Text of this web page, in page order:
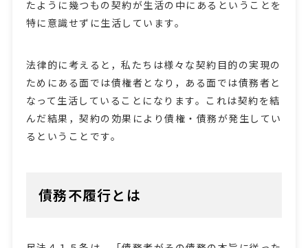
たように幾つもの契約が生活の中にあるということを
特に意識せずに生活しています。
法律的に考えると，私たちは様々な契約目的の実現の
ためにある面では債権者となり，ある面では債務者と
なって生活していることになります。これは契約を結
んだ結果，契約の効果により債権・債務が発生してい
るということです。
債務不履行とは